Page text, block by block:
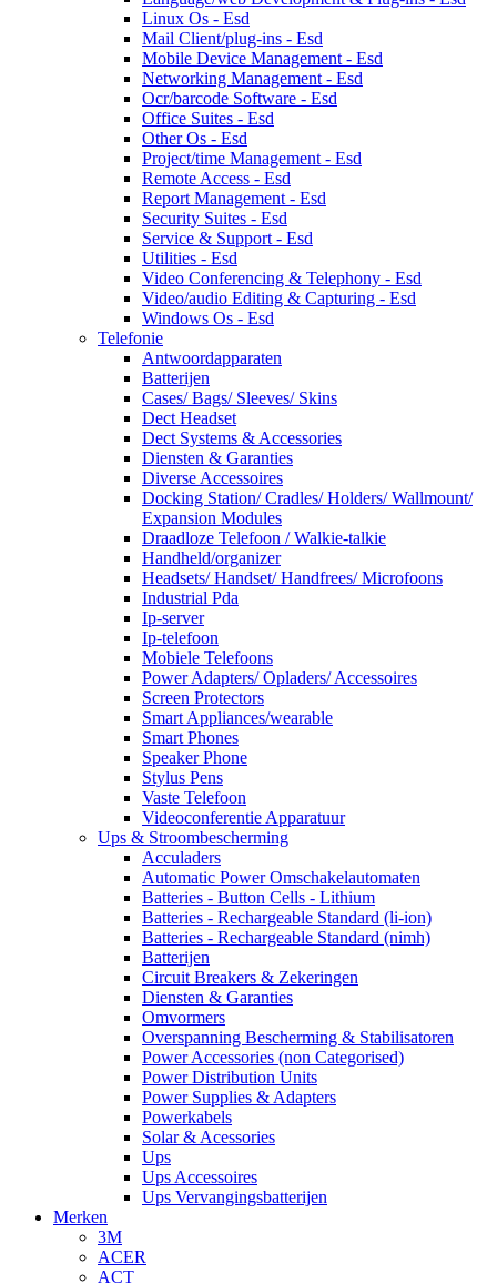
Linux Os - Esd
Mail Client/plug-ins - Esd
Mobile Device Management - Esd
Networking Management - Esd
Ocr/barcode Software - Esd
Office Suites - Esd
Other Os - Esd
Project/time Management - Esd
Remote Access - Esd
Report Management - Esd
Security Suites - Esd
Service & Support - Esd
Utilities - Esd
Video Conferencing & Telephony - Esd
Video/audio Editing & Capturing - Esd
Windows Os - Esd
Telefonie
Antwoordapparaten
Batterijen
Cases/ Bags/ Sleeves/ Skins
Dect Headset
Dect Systems & Accessories
Diensten & Garanties
Diverse Accessoires
Docking Station/ Cradles/ Holders/ Wallmount/
Expansion Modules
Draadloze Telefoon / Walkie-talkie
Handheld/organizer
Headsets/ Handset/ Handfrees/ Microfoons
Industrial Pda
Ip-server
Ip-telefoon
Mobiele Telefoons
Power Adapters/ Opladers/ Accessoires
Screen Protectors
Smart Appliances/wearable
Smart Phones
Speaker Phone
Stylus Pens
Vaste Telefoon
Videoconferentie Apparatuur
Ups & Stroombescherming
Acculaders
Automatic Power Omschakelautomaten
Batteries - Button Cells - Lithium
Batteries - Rechargeable Standard (li-ion)
Batteries - Rechargeable Standard (nimh)
Batterijen
Circuit Breakers & Zekeringen
Diensten & Garanties
Omvormers
Overspanning Bescherming & Stabilisatoren
Power Accessories (non Categorised)
Power Distribution Units
Power Supplies & Adapters
Powerkabels
Solar & Acessories
Ups
Ups Accessoires
Ups Vervangingsbatterijen
Merken
3M
ACER
ACT